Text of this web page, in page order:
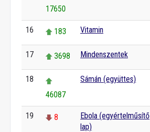
17650
16 183 Vitamin
17 3698 Mindenszentek
18
46087
Sámán (együttes)
19 8
Ebola (egyértelműsítő
lap)